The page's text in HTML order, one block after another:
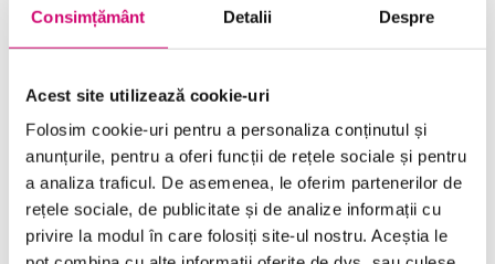
Consimțământ Detalii Despre
Acest site utilizează cookie-uri
Folosim cookie-uri pentru a personaliza conținutul și
anunțurile, pentru a oferi funcții de rețele sociale și pentru
a analiza traficul. De asemenea, le oferim partenerilor de
rețele sociale, de publicitate și de analize informații cu
privire la modul în care folosiți site-ul nostru. Aceștia le
Categorie Software Dev Practices
Limba Română
ÎNCEARCĂ 7 ZILE GRATUIT